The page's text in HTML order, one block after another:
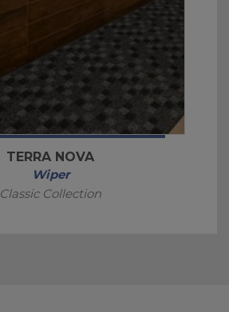
TERRA NOVA
Wiper
Classic Collection